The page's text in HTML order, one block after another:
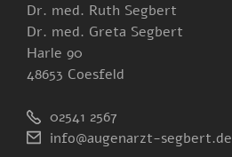
Dr. med. Ruth Segbert
Dr. med. Greta Segbert
Harle 90
48653 Coesfeld
02541 2567
info@augenarzt-segbert.de